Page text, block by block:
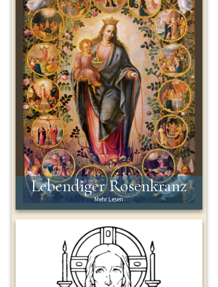
Lebendiger Rosenkranz
Mehr Lesen